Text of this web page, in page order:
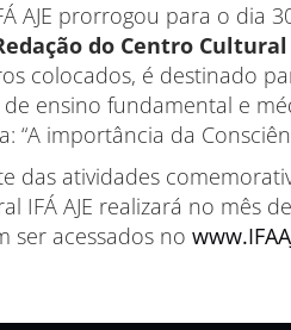
AJE prorrogou para o dia
do Centro Cultural
colocados, é destinado
ensino fundamental e
“A importância da
das atividades
IFÁ AJE realizará no mês
ser acessados no